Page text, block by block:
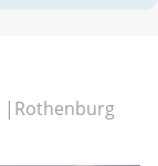
Rothenburg